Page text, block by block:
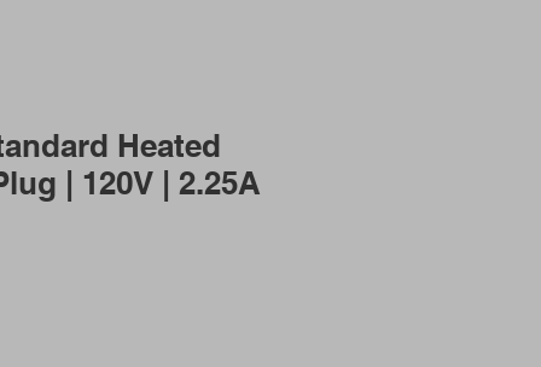
Heated
| 120V | 2.25A